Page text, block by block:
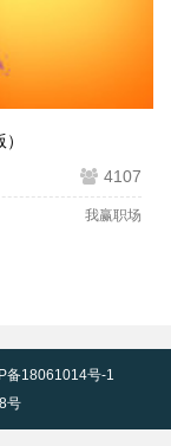
4107
我赢职场
备18061014号-1
号